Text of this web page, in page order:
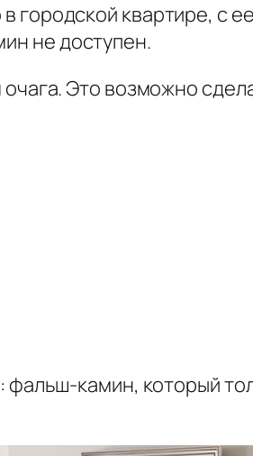
в городской квартире,
не доступен.
Это возможно
фальш-камин, который